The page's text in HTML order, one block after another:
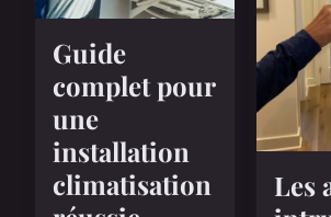
Guide
complet pour
une
installation
climatisation
Les